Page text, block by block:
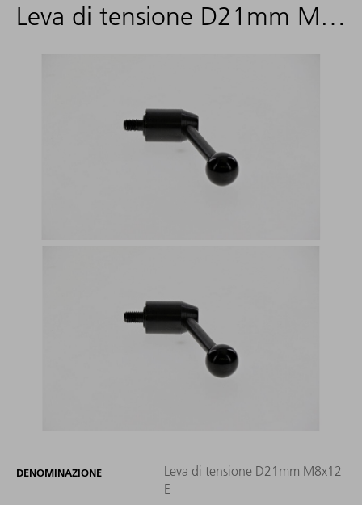
Leva di tensione D21mm M8x12 E
DENOMINAZIONE
Leva di tensione D21mm M8x12
E